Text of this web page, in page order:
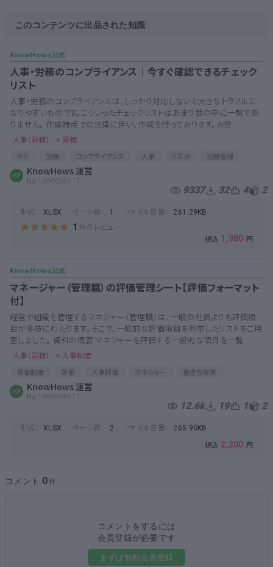
コメント 0
コメントをするには
会員登録が必要です
まずは無料会員登録
このコンテンツに出品された知識
人事・労務のコンプライアンス│今すぐ確認できるチェック
リスト
人事・労務のコンプライアンスは、しっかり対応しないと大きなトラブルに
なりやすいものです。こういったチェックリストはあまり世の中に一覧であ
りません。 作成時点での法律に伴い、作成を行っております。お役...
人事（労務） > 労務
IPO 労務 コンプライアンス 人事 リスク
労務管理
リスク管理
IPOチェックリスト
労務リスク
IPO手続き
KnowHows 運営
No.1000000117
9337 32 4 2
形式： XLSX ページ数： 1 ファイル容量： 261.29KB
1 件のレビュー
1,980
マネージャー（管理職）の評価管理シート【評価フォーマット
付】
経営や組織を管理するマネジャー（管理職）は、一般の社員よりも評価項
目が多岐にわたります。そこで、一般的な評価項目を列挙したリストをご用
意しました。 資料の概要 マネジャーを評価する一般的な項目を一覧...
人事（労務） > 人事制度
評価制度 評価 人事評価 マネジャー
働き方改革
やりがい
人材管理
KnowHows 運営
No.1000000117
12.6k 19 1 2
形式： XLSX ページ数： 2 ファイル容量： 265.95KB
2,200